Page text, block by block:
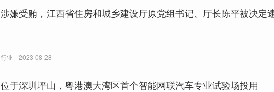
涉嫌受贿，江西省住房和城乡建设厅原党组书记、厅长陈平被决定
行业 2023-08-28
位于深圳坪山，粤港澳大湾区首个智能网联汽车专业试验场投用